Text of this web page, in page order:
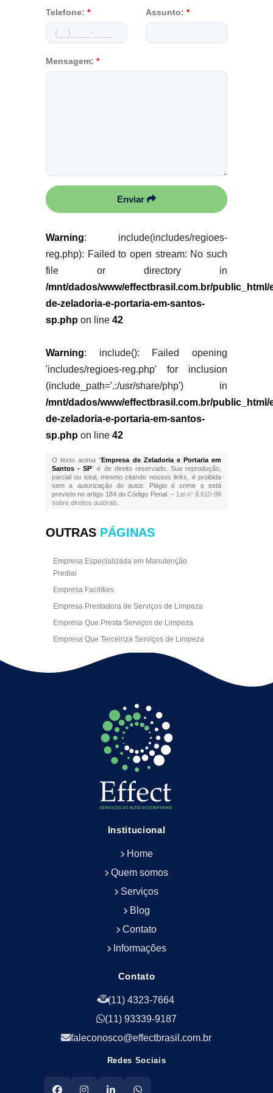
Telefone: * Assunto: *
Mensagem: *
Enviar
Warning: include(includes/regioes-
reg.php): Failed to open stream: No such
file or directory in
/mnt/dados/www/effectbrasil.com.br/public_html/
de-zeladoria-e-portaria-em-santos-
sp.phpon line 42
Warning: include(): Failed opening
'includes/regioes-reg.php' for inclusion
(include_path='.:/usr/share/php') in
/mnt/dados/www/effectbrasil.com.br/public_html/
de-zeladoria-e-portaria-em-santos-
sp.phpon line 42
O texto acima "Empresa de Zeladoria e Portaria em
Santos - SP" é de direito reservado. Sua reprodução,
parcial ou total, mesmo citando nossos links, é proibida
sem a autorização do autor. Plágio é crime e está
previsto no artigo 184 do Código Penal. – Lei n° 9.610-98
sobre direitos autorais
OUTRAS PÁGINAS
Empresa Especializada em Manutenção
Predial
Empresa Facilities
Empresa Prestadora de Serviços de Limpeza
Empresa Que Presta Serviços de Limpeza
Empresa Que Terceiriza Serviços de Limpeza
Empresa Terceirizada de Portaria
Empresa de Facilities
Empresa de Limpeza Empresarial
Empresa de Limpeza Predial
Empresa de Limpeza Predial Terceirizada
Empresa de Limpeza de Escritório
Empresa de Limpeza de Fachada
Empresa de Limpeza de Fachadas
Empresa de Limpeza e Conservação Predial
Empresa de Portaria e Controlador de Acesso
Empresa de Portaria e Limpeza
Empresa de Serviços Terceirizados
Empresa de Terceirização de Portaria
Empresa de Terceirização de Serviços de
Empresa de Terceirização de Serviços de
Empresa de Zeladoria e Portaria
Empresas Terceirizadas Recepção
Empresas de Jardinagem para Condomínios
Jardinagem para Empresa
Institucional
Home
Quem somos
Serviços
Blog
Contato
Informações
Contato
(11) 4323-7664
(11) 93339-9187
faleconosco@effectbrasil.com.br
Redes Sociais